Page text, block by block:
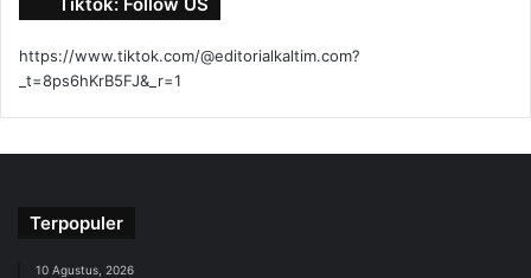
https://www.tiktok.com/@editorialkaltim.com?
_t=8ps6hKrB5FJ&_r=1
Terpopuler
10 Agustus, 2026